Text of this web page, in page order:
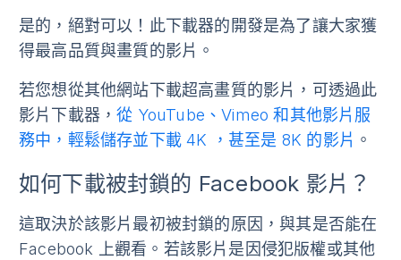
是的，絕對可以！此下載器的開發是為了讓大家獲
得最高品質與畫質的影片。
若您想從其他網站下載超高畫質的影片，可透過此
影片下載器，從 YouTube、Vimeo 和其他影片服
務中，輕鬆儲存並下載 4K ，甚至是 8K 的影片 。
如何下載被封鎖的 Facebook 影片？
這取決於該影片最初被封鎖的原因，與其是否能在
Facebook 上觀看。若該影片是因侵犯版權或其他